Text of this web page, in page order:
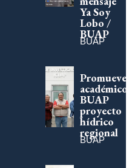
Ya Soy
Lobo /
BUAP
BUAP
Promueve
académico
BUAP
proyecto
hídrico
regional
BUAP